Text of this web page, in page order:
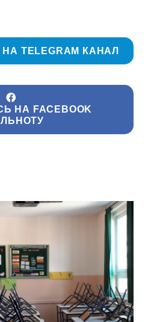
TELEGRAM КАНАЛ
НА FACEBOOK